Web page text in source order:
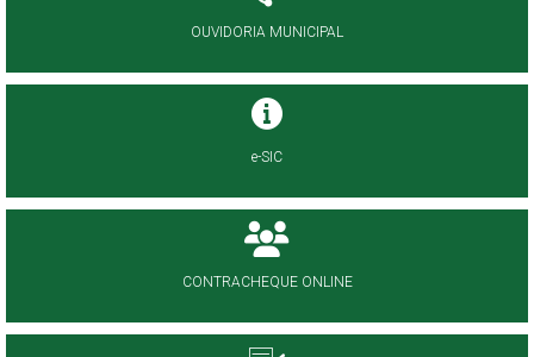
OUVIDORIA MUNICIPAL
e-SIC
CONTRACHEQUE ONLINE